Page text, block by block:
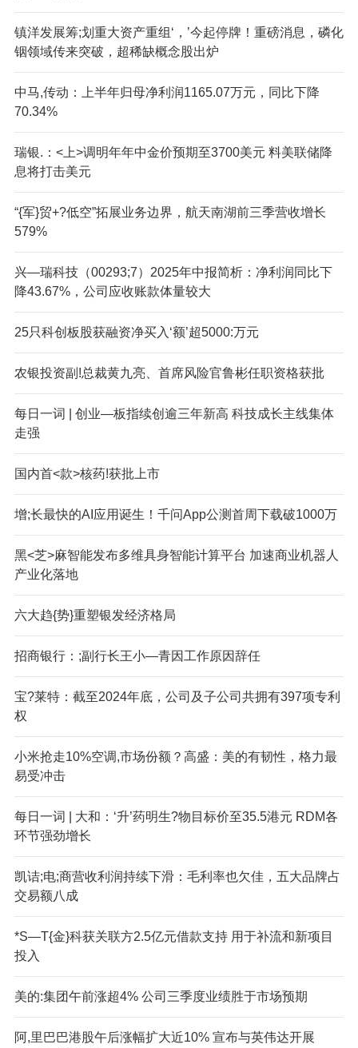
镇洋发展筹;划重大资产重组‘，’今起停牌！重磅消息，磷化
铟领域传来突破，超稀缺概念股出炉
中马,传动：上半年归母净利润1165.07万元，同比下降
70.34%
瑞银.：<上>调明年年中金价预期至3700美元 料美联储降
息将打击美元
“{军}贸+?低空”拓展业务边界，航天南湖前三季营收增长
579%
兴—瑞科技（00293;7）2025年中报简析：净利润同比下
降43.67%，公司应收账款体量较大
25只科创板股获融资净买入‘额’超5000:万元
农银投资副!总裁黄九亮、首席风险官鲁彬任职资格获批
每日一词 | 创业—板指续创逾三年新高 科技成长主线集体
走强
国内首<款>核药!获批上市
增;长最快的AI应用诞生！千问App公测首周下载破1000万
黑<芝>麻智能发布多维具身智能计算平台 加速商业机器人
产业化落地
六大趋{势}重塑银发经济格局
招商银行：;副行长王小—青因工作原因辞任
宝?莱特：截至2024年底，公司及子公司共拥有397项专利
权
小米抢走10%空调,市场份额？高盛：美的有韧性，格力最
易受冲击
每日一词 | 大和：‘升’药明生?物目标价至35.5港元 RDM各
环节强劲增长
凯诘;电;商营收利润持续下滑：毛利率也欠佳，五大品牌占
交易额八成
*S—T{金}科获关联方2.5亿元借款支持 用于补流和新项目
投入
美的:集团午前涨超4% 公司三季度业绩胜于市场预期
阿,里巴巴港股午后涨幅扩大近10% 宣布与英伟达开展